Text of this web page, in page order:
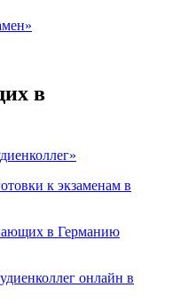
в
к экзаменам в
в Германию
онлайн в